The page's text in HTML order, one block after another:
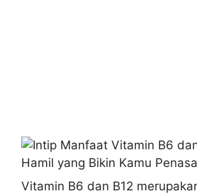
Vitamin B6 dan B12